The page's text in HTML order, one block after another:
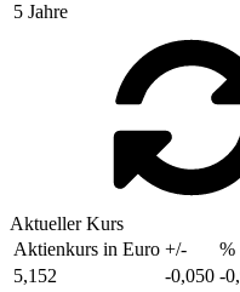
5 Jahre
Aktueller Kurs
Aktienkurs in Euro +/-
%
5,152
-0,050 -